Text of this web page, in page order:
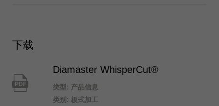
下载
PDF
Diamaster WhisperCut®
类型: 产品信息
类别: 板式加工